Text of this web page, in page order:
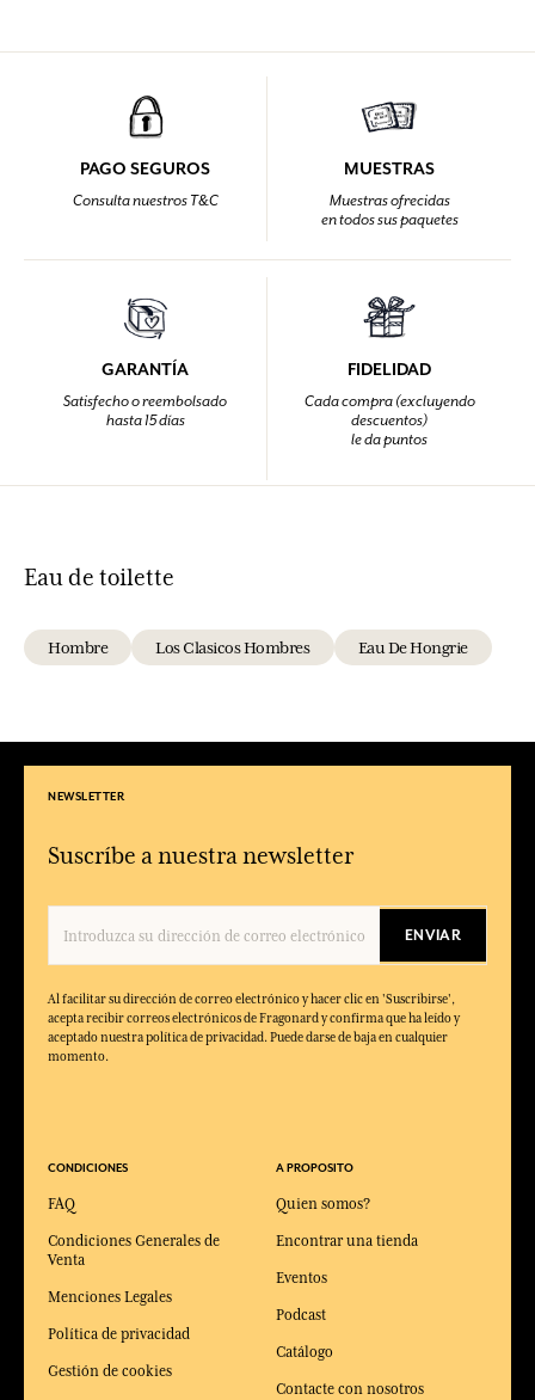
PAGO SEGUROS
Consulta nuestros T&C
MUESTRAS
Muestras ofrecidas
en todos sus paquetes
GARANTÍA
Satisfecho o reembolsado
hasta 15 días
FIDELIDAD
Cada compra (excluyendo
descuentos)
le da puntos
Eau de toilette
Hombre Los Clasicos Hombres Eau De Hongrie
NEWSLETTER
Suscríbe a nuestra newsletter
ENVIAR
Al facilitar su dirección de correo electrónico y hacer clic en 'Suscribirse',
acepta recibir correos electrónicos de Fragonard y confirma que ha leído y
aceptado nuestra política de privacidad. Puede darse de baja en cualquier
momento.
CONDICIONES
FAQ
Condiciones Generales de
Venta
Menciones Legales
Política de privacidad
Gestión de cookies
A PROPOSITO
Quien somos?
Encontrar una tienda
Eventos
Podcast
Catálogo
Contacte con nosotros